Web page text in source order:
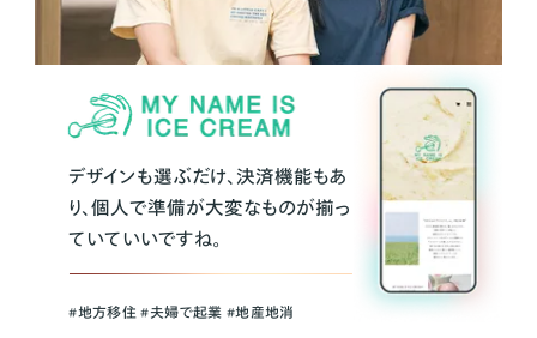
デザインも選ぶだけ、決済機能もあ
り、個人で準備が大変なものが揃っ
ていていいですね。
#地方移住 #夫婦で起業 #地産地消